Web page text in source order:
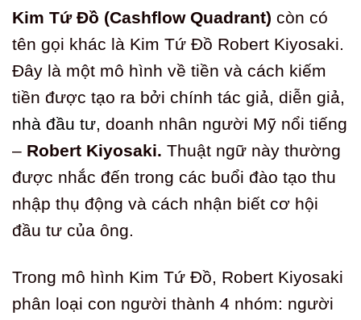
Kim Tứ Đồ (Cashflow Quadrant) còn có
tên gọi khác là Kim Tứ Đồ Robert Kiyosaki.
Đây là một mô hình về tiền và cách kiếm
tiền được tạo ra bởi chính tác giả, diễn giả,
nhà đầu tư, doanh nhân người Mỹ nổi tiếng
– Robert Kiyosaki. Thuật ngữ này thường
được nhắc đến trong các buổi đào tạo thu
nhập thụ động và cách nhận biết cơ hội
đầu tư của ông.
Trong mô hình Kim Tứ Đồ, Robert Kiyosaki
phân loại con người thành 4 nhóm: người